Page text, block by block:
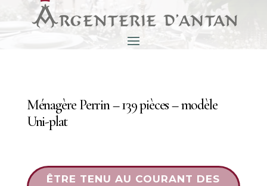
Ménagère Perrin – 139 pièces – modèle
Uni-plat
ÊTRE TENU AU COURANT DES